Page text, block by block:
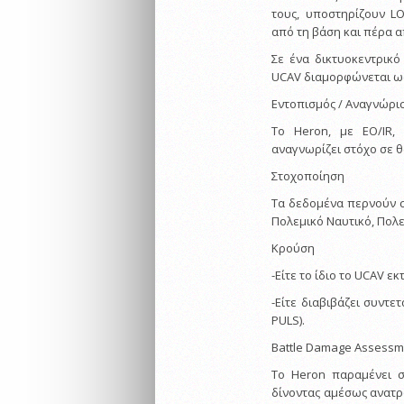
τους, υποστηρίζουν
από τη βάση και πέρα
Σε ένα
UCAV διαμορφώνεται
Εντοπισμός /
Το Heron, με EO/IR,
αναγνωρίζει στόχο σε
Στοχοποίηση
Τα δεδομένα περνούν
Πολεμικό Ναυτικό,
Κρούση
-Είτε το ίδιο το UCAV
-Είτε διαβιβάζει
PULS).
Battle Damage
Το Heron παραμένει
δίνοντας αμέσως